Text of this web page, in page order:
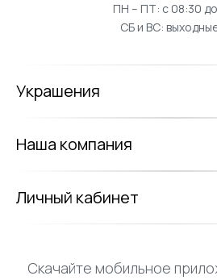
ПН – ПТ: с 08:30
СБ и ВС:
Украшения
Наша компания
Личный кабинет
Скачайте мобильное